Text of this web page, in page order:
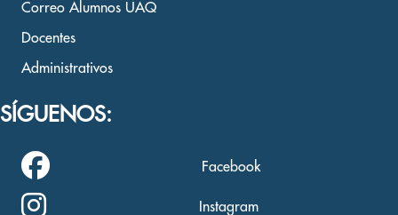
Correo Alumnos UAQ
Docentes
Administrativos
SÍGUENOS:
Facebook
Instagram